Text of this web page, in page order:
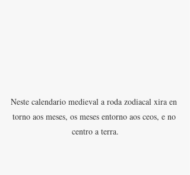
Neste calendario medieval a roda zodiacal xira en
torno aos meses, os meses entorno aos ceos, e no
centro a terra.